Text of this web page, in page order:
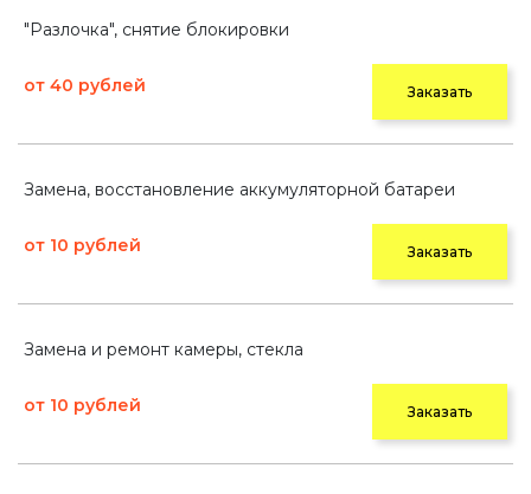
"Разлочка", снятие блокировки
от 40 рублей Заказать
Замена, восстановление аккумуляторной батареи
от 10 рублей Заказать
Замена и ремонт камеры, стекла
от 10 рублей Заказать